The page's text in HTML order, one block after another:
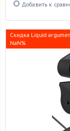
Добавить к
Скидка Liquid
NaN%